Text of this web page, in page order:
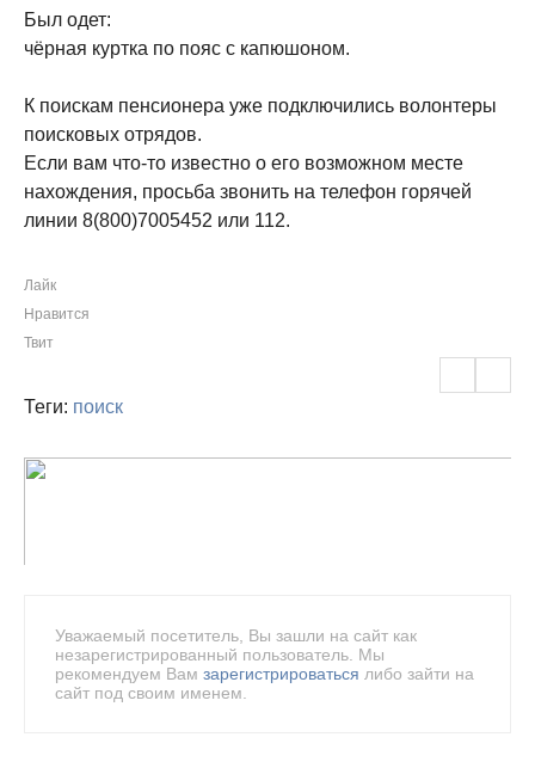
Был одет:
чёрная куртка по пояс с капюшоном.
К поискам пенсионера уже подключились волонтеры
поисковых отрядов.
Если вам что-то известно о его возможном месте
нахождения, просьба звонить на телефон горячей
линии 8(800)7005452 или 112.
Лайк
Нравится
Твит
Теги: поиск
Уважаемый посетитель, Вы зашли на сайт как
незарегистрированный пользователь. Мы
рекомендуем Вам зарегистрироваться либо зайти на
сайт под своим именем.